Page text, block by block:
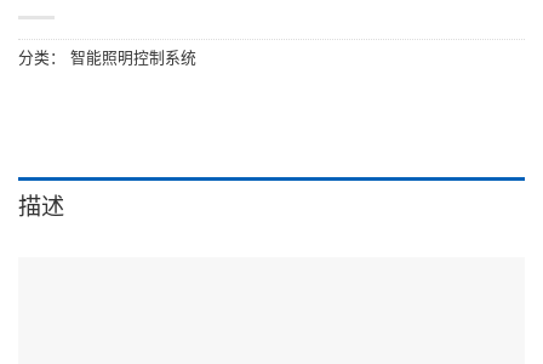
分类： 智能照明控制系统
描述